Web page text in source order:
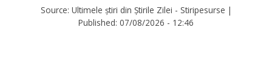
Source: Ultimele știri din Știrile Zilei - Stiripesurse |
Published: 07/08/2026 - 12:46